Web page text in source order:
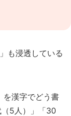
も浸透している
漢字でどう書
5人）」「30